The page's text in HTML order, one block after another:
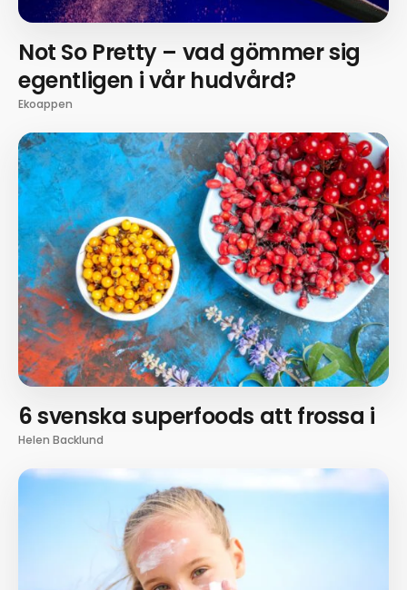
Not So Pretty – vad gömmer sig
egentligen i vår hudvård?
Ekoappen
6 svenska superfoods att frossa i
Helen Backlund